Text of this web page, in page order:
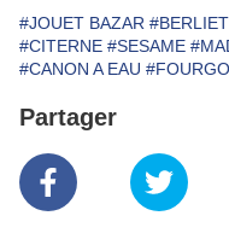
#JOUET BAZAR #BERLIET
#CITERNE #SESAME
#CANON A EAU
Partager